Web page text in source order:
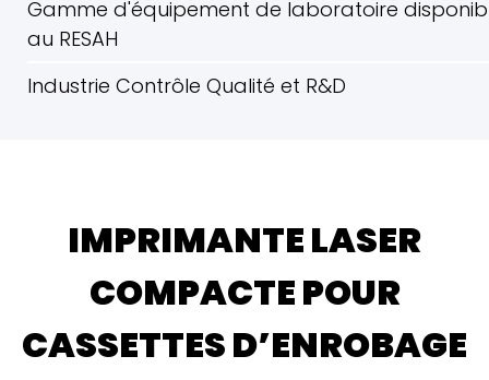
Gamme d'équipement de laboratoire
au RESAH
Industrie Contrôle Qualité et R&D
IMPRIMANTE LASER
COMPACTE POUR
CASSETTES D’ENROBAGE